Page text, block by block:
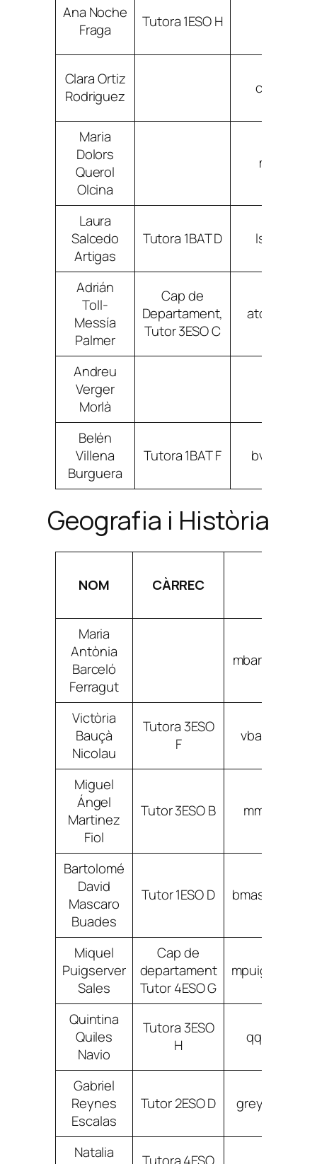
Ana Noche
Fraga
Tutora 1ESO H
Clara Ortiz
Rodriguez
Maria
Dolors
Querol
Olcina
Laura
Salcedo
Artigas
Tutora 1BAT D
Adrián
Toll-
Messía
Palmer
Cap de
Departament,
Tutor 3ESO C
Andreu
Verger
Morlà
Belén
Villena
Burguera
Tutora 1BAT F
Geografia i Història
NOM CÀRREC
Maria
Antònia
Barceló
Ferragut
Victòria
Bauçà
Nicolau
Tutora 3ESO
F
Miguel
Ángel
Martinez
Fiol
Tutor 3ESO B
Bartolomé
David
Mascaro
Buades
Tutor 1ESO D
Miquel
Puigserver
Sales
Cap de
departament
Tutor 4ESO G
Quintina
Quiles
Navio
Tutora 3ESO
H
Gabriel
Reynes
Escalas
Tutor 2ESO D
Natalia